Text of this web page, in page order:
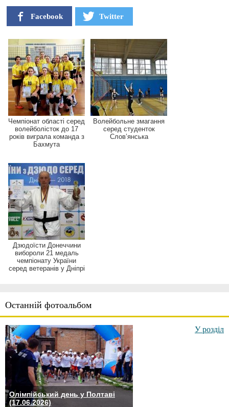
Останній фотоальбом
Олімпійський день у Полтаві
(17.06.2026)
У розділ
Facebook Twitter
Чемпіонат області серед
волейболісток до 17
років виграла команда з
Бахмута
Волейбольне змагання
серед студенток
Слов’янська
Дзюдоїсти Донеччини
вибороли 21 медаль
чемпіонату України
серед ветеранів у Дніпрі